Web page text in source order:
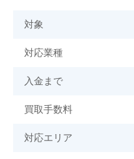
対象
対応業種
入金まで
買取手数料
対応エリア